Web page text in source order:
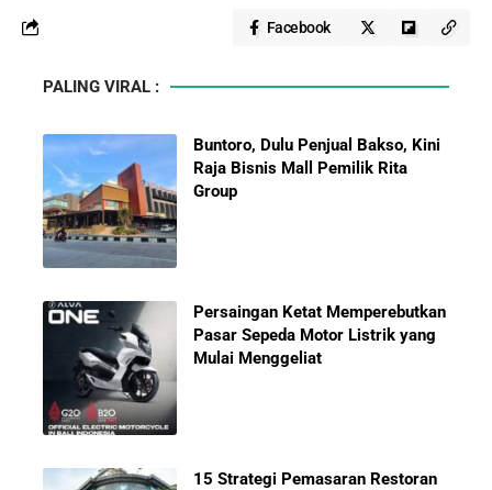
Facebook
PALING VIRAL :
Buntoro, Dulu Penjual Bakso, Kini
Raja Bisnis Mall Pemilik Rita
Group
Persaingan Ketat Memperebutkan
Pasar Sepeda Motor Listrik yang
Mulai Menggeliat
15 Strategi Pemasaran Restoran